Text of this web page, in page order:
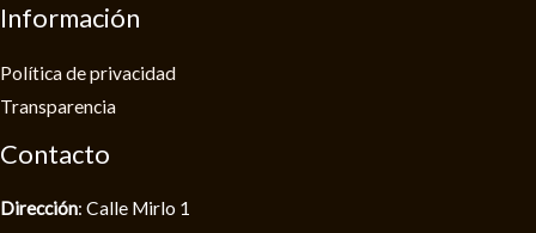
Información
Política de privacidad​
Transparencia
Contacto
Dirección: Calle Mirlo 1